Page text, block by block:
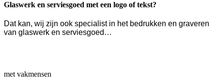
Glaswerk en serviesgoed met een logo of tekst?
Dat kan, wij zijn ook specialist in het bedrukken en graveren
van glaswerk en serviesgoed…
met vakmensen